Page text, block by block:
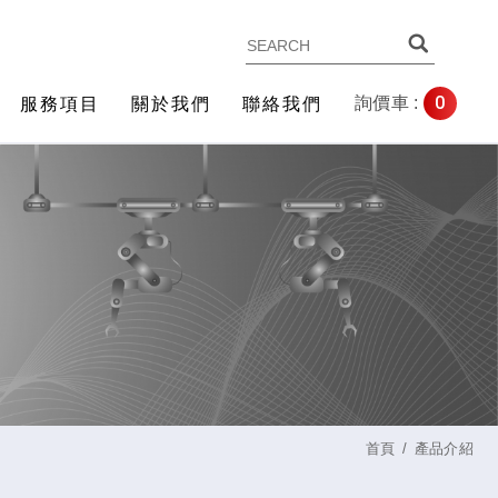
服務項目 關於我們 聯絡我們 詢價車 : 0
首頁 產品介紹